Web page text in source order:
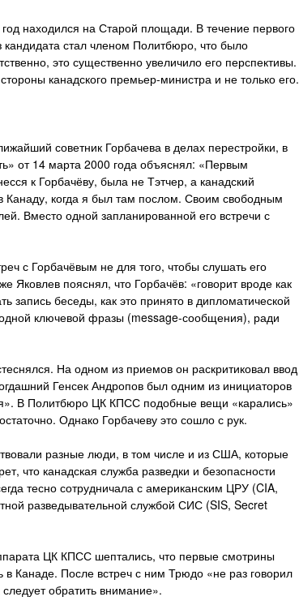
находился на Старой площади. В течение первого
кандидата стал членом Политбюро, что было
это существенно увеличило его перспективы.
канадского премьер-министра и не только его.
советник Горбачева в делах перестройки, в
от 14 марта 2000 года объяснял: «Первым
к Горбачёву, была не Тэтчер, а канадский
когда я был там послом. Своим свободным
Вместо одной запланированной его встречи с
с Горбачёвым не для того, чтобы слушать его
Яковлев пояснял, что Горбачёв: «говорит вроде как
запись беседы, как это принято в дипломатической
ключевой фразы (message-сообщения), ради
На одном из приемов он раскритиковал ввод
Генсек Андропов был одним из инициаторов
В Политбюро ЦК КПСС подобные вещи «карались»
Однако Горбачеву это сошло с рук.
разные люди, в том числе и из США, которые
что канадская служба разведки и безопасности
тесно сотрудничала с американским ЦРУ (CIA,
разведывательной службой СИС (SIS, Secret
ЦК КПСС шептались, что первые смотрины
в Канаде. После встреч с ним Трюдо «не раз говорил
обратить внимание».